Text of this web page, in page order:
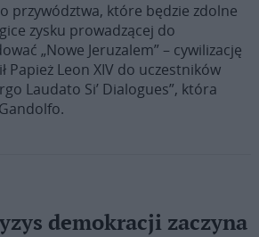
przywództwa, które będzie zdolne
zysku prowadzącej do
„Nowe Jeruzalem” – cywilizację
Papież Leon XIV do uczestników
Laudato Si’ Dialogues”, która
demokracji zaczyna